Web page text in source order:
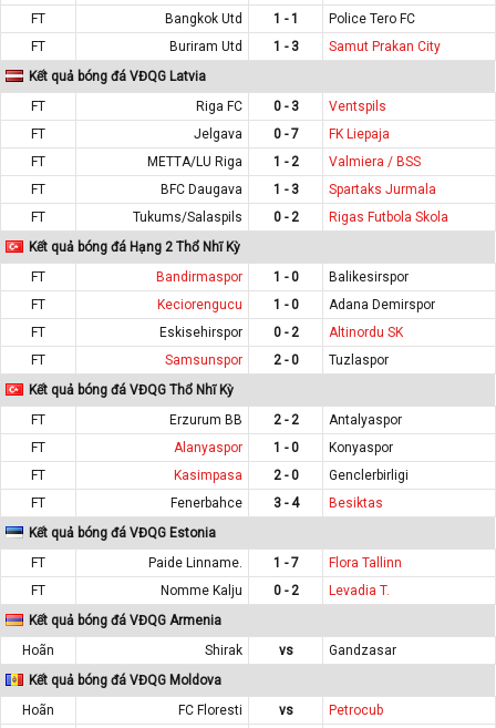
FT
Bangkok Utd 1 - 1
Police Tero FC
FT
Buriram Utd 1 - 3
Samut Prakan City
Kết quả bóng đá VĐQG Latvia
FT
Riga FC 0 - 3
Ventspils
FT
Jelgava 0 - 7
FK Liepaja
FT
METTA/LU Riga 1 - 2
Valmiera / BSS
FT
BFC Daugava 1 - 3
Spartaks Jurmala
FT
Tukums/Salaspils 0 - 2
Rigas Futbola Skola
Kết quả bóng đá Hạng 2 Thổ Nhĩ Kỳ
FT
Bandirmaspor 1 - 0
Balikesirspor
FT
Keciorengucu 1 - 0
Adana Demirspor
FT
Eskisehirspor 0 - 2
Altinordu SK
FT
Samsunspor 2 - 0
Tuzlaspor
Kết quả bóng đá VĐQG Thổ Nhĩ Kỳ
FT
Erzurum BB 2 - 2
Antalyaspor
FT
Alanyaspor 1 - 0
Konyaspor
FT
Kasimpasa 2 - 0
Genclerbirligi
FT
Fenerbahce 3 - 4
Besiktas
Kết quả bóng đá VĐQG Estonia
FT
Paide Linname. 1 - 7
Flora Tallinn
FT
Nomme Kalju 0 - 2
Levadia T.
Kết quả bóng đá VĐQG Armenia
Hoãn
Shirak vs
Gandzasar
Kết quả bóng đá VĐQG Moldova
Hoãn
FC Floresti vs
Petrocub